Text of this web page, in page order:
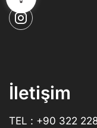
İletişim
TEL : +90 322